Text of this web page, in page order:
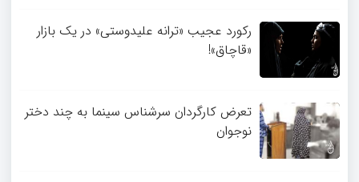
رکورد عجیب «ترانه علیدوستی» در یک بازار
«قاچاق»!
تعرض کارگردان سرشناس سینما به چند دختر
نوجوان